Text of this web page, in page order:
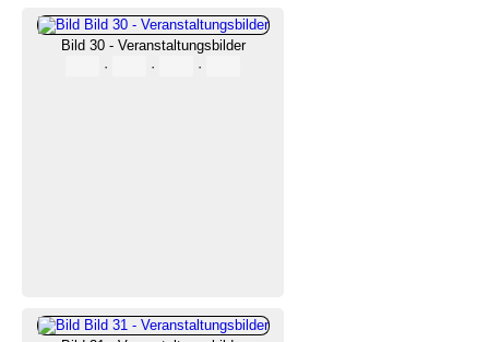
Bild 30 - Veranstaltungsbilder
·
· ·